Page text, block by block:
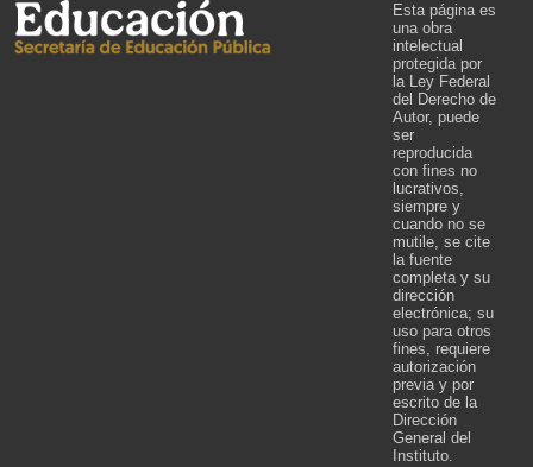
Esta página es
una obra
intelectual
protegida por
la Ley Federal
del Derecho de
Autor, puede
ser
reproducida
con fines no
lucrativos,
siempre y
cuando no se
mutile, se cite
la fuente
completa y su
dirección
electrónica; su
uso para otros
fines, requiere
autorización
previa y por
escrito de la
Dirección
General del
Instituto.